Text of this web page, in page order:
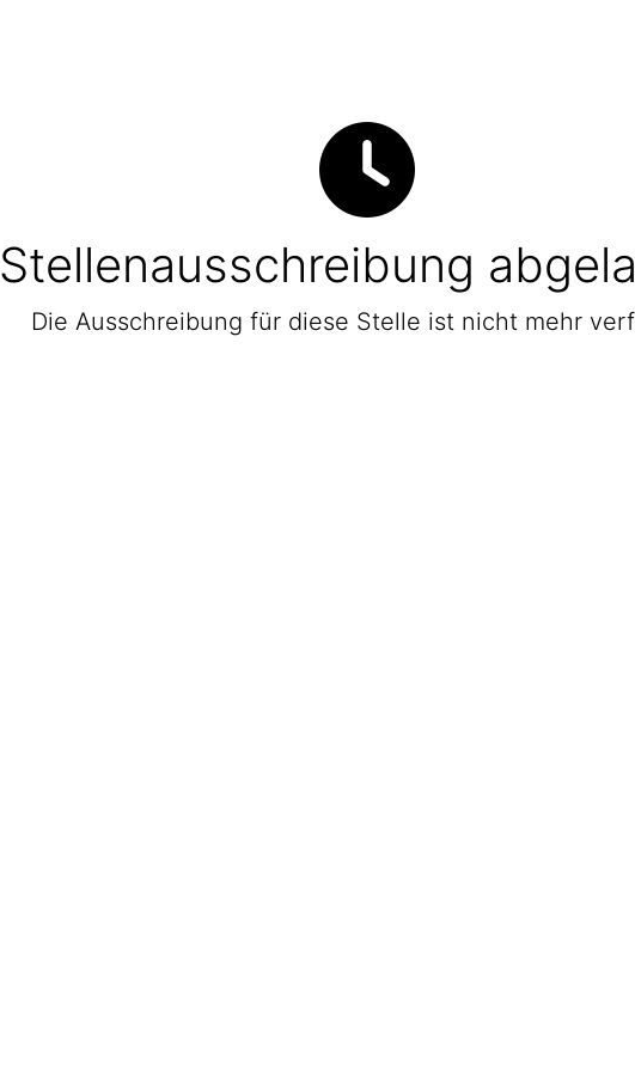
Stellenausschreibung
Die Ausschreibung für diese Stelle ist nicht mehr